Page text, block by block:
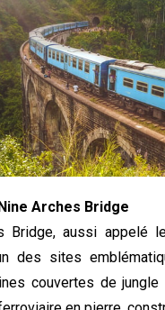
Arches Bridge
Bridge, aussi appelé
des sites
couvertes de